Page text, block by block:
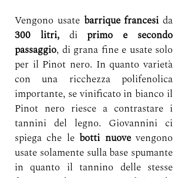
Vengono usate barrique francesi da
300 litri, di primo e secondo
passaggio, di grana fine e usate solo
per il Pinot nero. In quanto varietà
con una ricchezza polifenolica
importante, se vinificato in bianco il
Pinot nero riesce a contrastare i
tannini del legno. Giovannini ci
spiega che le botti nuove vengono
usate solamente sulla base spumante
in quanto il tannino delle stesse